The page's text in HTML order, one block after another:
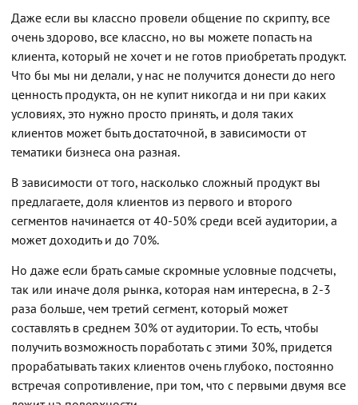
Даже если вы классно провели общение по скрипту, все
очень здорово, все классно, но вы можете попасть на
клиента, который не хочет и не готов приобретать продукт.
Что бы мы ни делали, у нас не получится донести до него
ценность продукта, он не купит никогда и ни при каких
условиях, это нужно просто принять, и доля таких
клиентов может быть достаточной, в зависимости от
тематики бизнеса она разная.
В зависимости от того, насколько сложный продукт вы
предлагаете, доля клиентов из первого и второго
сегментов начинается от 40-50% среди всей аудитории, а
может доходить и до 70%.
Но даже если брать самые скромные условные подсчеты,
так или иначе доля рынка, которая нам интересна, в 2-3
раза больше, чем третий сегмент, который может
составлять в среднем 30% от аудитории. То есть, чтобы
получить возможность поработать с этими 30%, придется
прорабатывать таких клиентов очень глубоко, постоянно
встречая сопротивление, при том, что с первыми двумя все